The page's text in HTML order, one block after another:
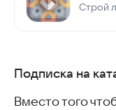
Подписка на
Вместо того